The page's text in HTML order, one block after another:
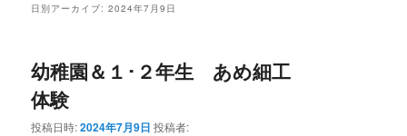
日別アーカイブ:2024年7月9日
幼稚園＆１･２年生 あめ細工
体験
投稿日時:2024年7月9日 投稿者: